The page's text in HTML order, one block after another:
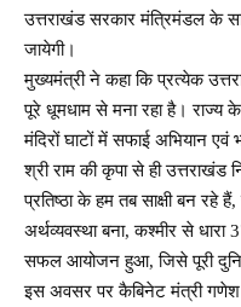
उत्तराखंड सरकार मंत्रिमंडल के
जायेगी।
मुख्यमंत्री ने कहा कि प्रत्येक
पूरे धूमधाम से मना रहा है। राज्य
मंदिरों घाटों में सफाई अभियान
श्री राम की कृपा से ही उत्तराखंड
प्रतिष्ठा के हम तब साक्षी बन रहे
अर्थव्यवस्था बना, कश्मीर से
सफल आयोजन हुआ, जिसे पूरी
इस अवसर पर कैबिनेट मंत्री गणेश